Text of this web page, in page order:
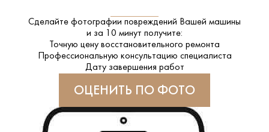
Сделайте фотографии повреждений Вашей машины
и за
10 минут получите:
Точную цену восстановительного ремонта
Профессиональную консультацию специалиста
Дату завершения работ
ОЦЕНИТЬ ПО ФОТО